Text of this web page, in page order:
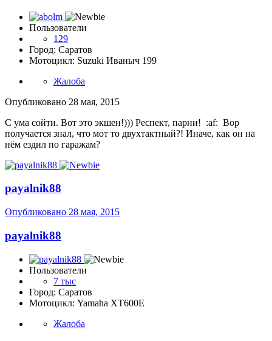
Пользователи
129
Город: Саратов
Мотоцикл: Suzuki Иваныч 199
Жалоба
Опубликовано 28 мая, 2015
С ума сойти. Вот это экшен!))) Респект, парни! :af: Вор
получается знал, что мот то двухтактный?! Иначе, как он на
нём ездил по гаражам?
payalnik88
Опубликовано 28 мая, 2015
payalnik88
Пользователи
7 тыс
Город: Саратов
Мотоцикл: Yamaha XT600E
Жалоба